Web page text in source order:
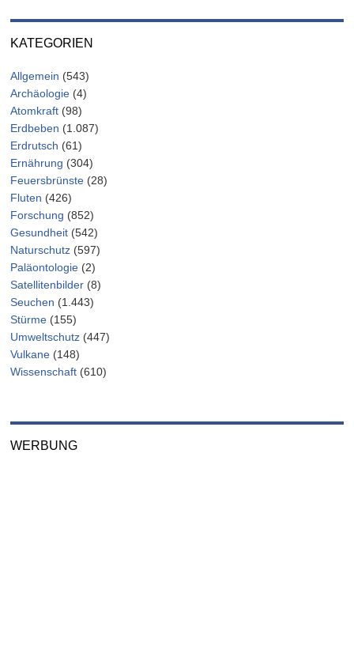
KATEGORIEN
Allgemein (543)
Archäologie (4)
Atomkraft (98)
Erdbeben (1.087)
Erdrutsch (61)
Ernährung (304)
Feuersbrünste (28)
Fluten (426)
Forschung (852)
Gesundheit (542)
Naturschutz (597)
Paläontologie (2)
Satellitenbilder (8)
Seuchen (1.443)
Stürme (155)
Umweltschutz (447)
Vulkane (148)
Wissenschaft (610)
WERBUNG